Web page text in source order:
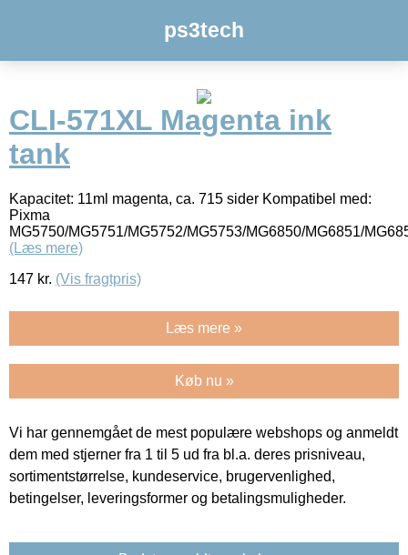
ps3tech
CLI-571XL Magenta ink
tank
Kapacitet: 11ml magenta, ca. 715 sider Kompatibel med:
Pixma
MG5750/MG5751/MG5752/MG5753/MG6850/MG6851/
(Læs mere)
147 kr. (Vis fragtpris)
Læs mere »
Køb nu »
Vi har gennemgået de mest populære webshops og anmeldt
dem med stjerner fra 1 til 5 ud fra bl.a. deres prisniveau,
sortimentstørrelse, kundeservice, brugervenlighed,
betingelser, leveringsformer og betalingsmuligheder.